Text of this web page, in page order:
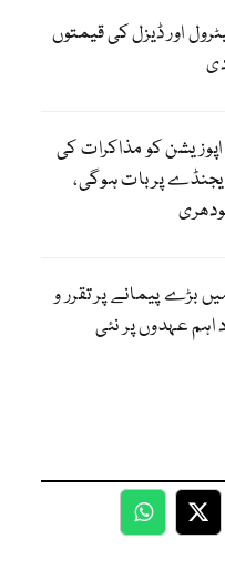
اور ڈیزل کی قیمتوں
کو مذاکرات کی
پر بات ہوگی،
بڑے پیمانے پر تقرر و
اہم عہدوں پر نئی